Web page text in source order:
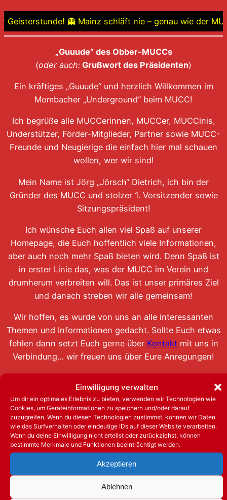
Einwilligung verwalten
Um dir ein optimales Erlebnis zu bieten, verwenden wir Technologien wie
Cookies, um Geräteinformationen zu speichern und/oder darauf
zuzugreifen. Wenn du diesen Technologien zustimmst, können wir Daten
wie das Surfverhalten oder eindeutige IDs auf dieser Website verarbeiten.
Wenn du deine Einwilligung nicht erteilst oder zurückziehst, können
bestimmte Merkmale und Funktionen beeinträchtigt werden.
Akzeptieren
Ablehnen
👻 Mainz schläft nie – genau wie der
„Guuude“ des Obber-MUCCs
(oder auch: Grußwort des Präsidenten)
Ein kräftiges „Guuude“ und herzlich Willkommen im
Mombacher „Underground“ beim MUCC!
Ich begrüße alle MUCCerinnen, MUCCer, MUCCinis,
Understützer, Förder-Mitglieder, Partner sowie MUCC-
Freunde und Neugierige die einfach hier mal schauen
wollen, wer wir sind!
Mein Name ist Jörg „Jörsch“ Dietrich, ich bin der
Gründer des MUCC und stolzer 1. Vorsitzender sowie
Sitzungspräsident!
Ich wünsche Euch allen viel Spaß auf unserer
Homepage, die Euch hoffentlich viele Informationen,
aber auch noch mehr Spaß bieten wird. Denn Spaß ist
in erster Linie das, was der MUCC im Verein und
drumherum verbreiten will. Das ist unser primäres Ziel
und danach streben wir alle gemeinsam!
Wir hoffen, es wurde von uns an alle interessanten
Themen und Informationen gedacht. Sollte Euch etwas
fehlen dann setzt Euch gerne über Kontaktmit uns in
Verbindung… wir freuen uns über Eure Anregungen!
Underground zuzurufen:
„Der Mombacher und der Meenzer Fassenacht ein
dreifach donnerndes…“
…Helau, Helau, Helau!
Euer
Jörg „Jörsch“ Dietrich
-1. Vorsitzender (Obber-MUCC) und Sitzungspräsident
/ MUCC-